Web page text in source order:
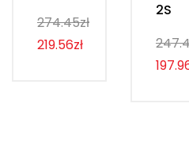
274.45zł
219.56zł
2S